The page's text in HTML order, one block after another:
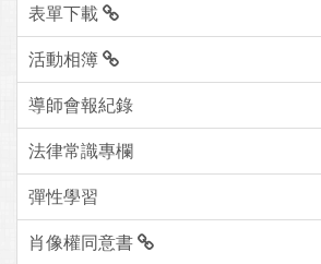
表單下載
活動相簿
導師會報紀錄
法律常識專欄
彈性學習
肖像權同意書